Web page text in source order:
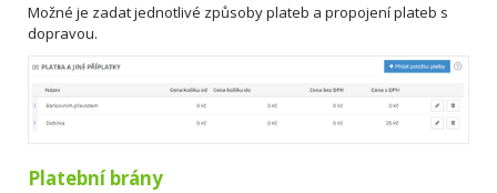
Možné je zadat jednotlivé způsoby plateb a propojení plateb s
dopravou.
Platební brány